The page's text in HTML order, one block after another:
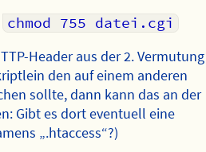
chmod 755 datei.cgi
Header aus der 2. Vermutung
den auf einem anderen
sollte, dann kann das an der
Gibt es dort eventuell eine
„.htaccess“?)